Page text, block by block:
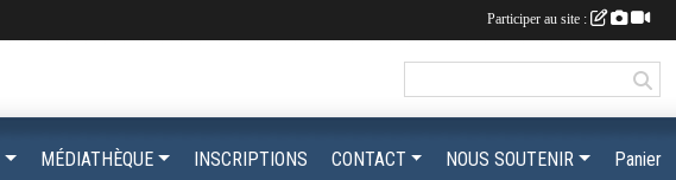
MÉDIATHÈQUE INSCRIPTIONS CONTACT NOUS SOUTENIR Panier
Participer au site :